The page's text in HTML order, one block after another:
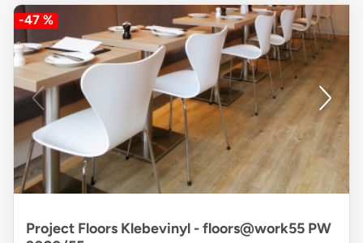
-47 %
Project Floors Klebevinyl - floors@work55 PW